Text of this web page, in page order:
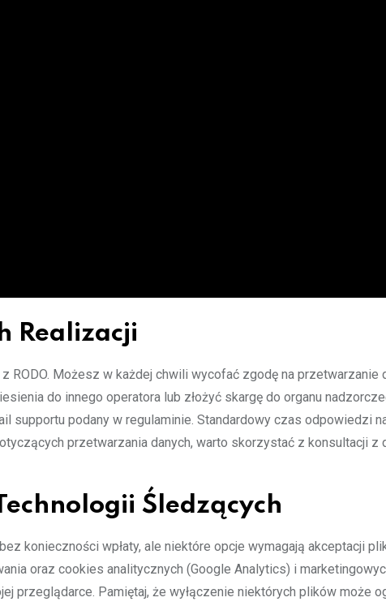
Realizacji
RODO. Możesz w każdej chwili wycofać zgodę na przetwarzanie
do innego operatora lub złożyć skargę do organu
supportu podany w regulaminie. Standardowy czas odpowiedzi
przetwarzania danych, warto skorzystać z konsultacji z
Śledzących
konieczności wpłaty, ale niektóre opcje wymagają akceptacji
oraz cookies analitycznych (Google Analytics) i
przeglądarce. Pamiętaj, że wyłączenie niektórych plików może